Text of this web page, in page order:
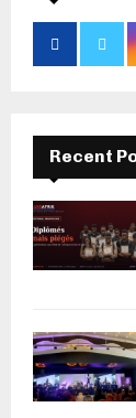
Recent